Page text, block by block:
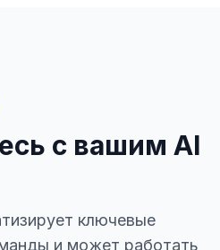
с вашим AI
ключевые
и может работать